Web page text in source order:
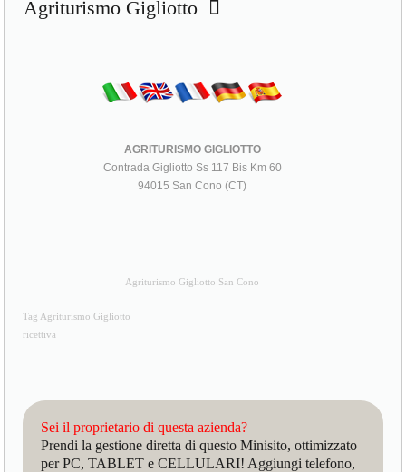
Agriturismo Gigliotto
AGRITURISMO GIGLIOTTO
Contrada Gigliotto Ss 117 Bis Km 60
94015 San Cono (CT)
Agriturismo Gigliotto San Cono
Tag Agriturismo Gigliotto
ricettiva
Sei il proprietario di questa azienda?
Prendi la gestione diretta di questo Minisito, ottimizzato
per PC, TABLET e CELLULARI! Aggiungi telefono,